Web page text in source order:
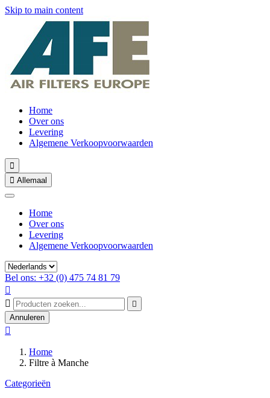
Skip to main content
Home
Over ons
Levering
Algemene Verkoopvoorwaarden

 Allemaal
Home
Over ons
Levering
Algemene Verkoopvoorwaarden
Bel ons: +32 (0) 475 74 81 79



Annuleren

Home
Filtre à Manche
Categorieën